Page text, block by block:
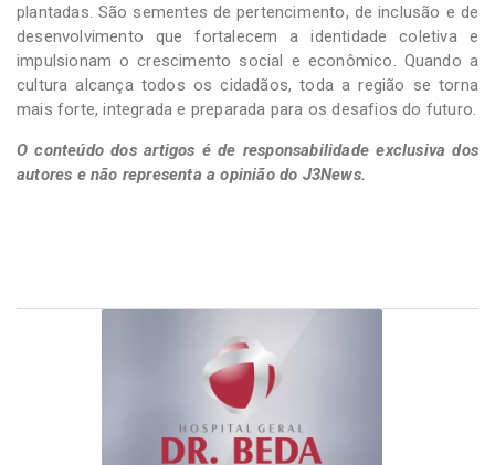
plantadas. São sementes de pertencimento, de inclusão e de
desenvolvimento que fortalecem a identidade coletiva e
impulsionam o crescimento social e econômico. Quando a
cultura alcança todos os cidadãos, toda a região se torna
mais forte, integrada e preparada para os desafios do futuro.
O conteúdo dos artigos é de responsabilidade exclusiva dos
autores e não representa a opinião do J3News.